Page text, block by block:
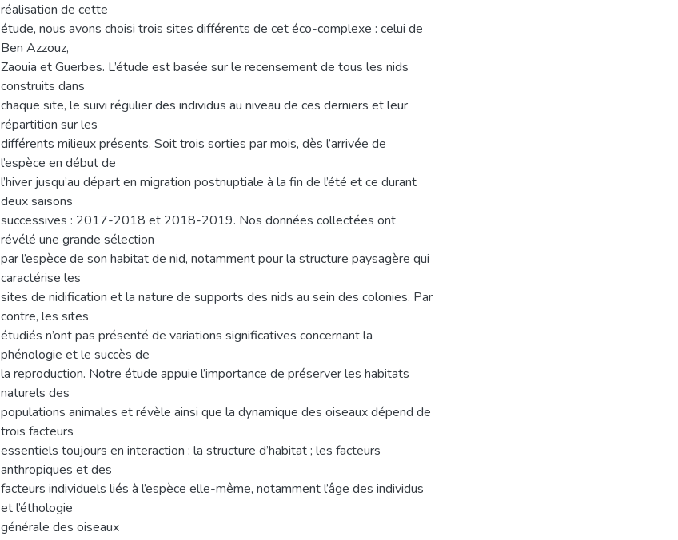
réalisation de cette
étude, nous avons choisi trois sites différents de cet éco-complexe : celui de
Ben Azzouz,
Zaouia et Guerbes. L’étude est basée sur le recensement de tous les nids
construits dans
chaque site, le suivi régulier des individus au niveau de ces derniers et leur
répartition sur les
différents milieux présents. Soit trois sorties par mois, dès l’arrivée de
l’espèce en début de
l’hiver jusqu’au départ en migration postnuptiale à la fin de l’été et ce durant
deux saisons
successives : 2017-2018 et 2018-2019. Nos données collectées ont
révélé une grande sélection
par l’espèce de son habitat de nid, notamment pour la structure paysagère qui
caractérise les
sites de nidification et la nature de supports des nids au sein des colonies. Par
contre, les sites
étudiés n’ont pas présenté de variations significatives concernant la
phénologie et le succès de
la reproduction. Notre étude appuie l’importance de préserver les habitats
naturels des
populations animales et révèle ainsi que la dynamique des oiseaux dépend de
trois facteurs
essentiels toujours en interaction : la structure d’habitat ; les facteurs
anthropiques et des
facteurs individuels liés à l’espèce elle-même, notamment l’âge des individus
et l’éthologie
générale des oiseaux